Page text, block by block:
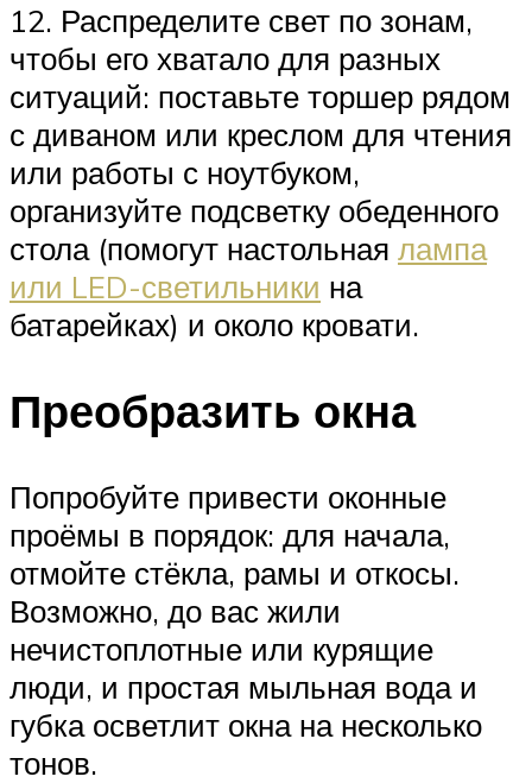
12. Распределите свет по зонам,
чтобы его хватало для разных
ситуаций: поставьте торшер рядом
с диваном или креслом для чтения
или работы с ноутбуком,
организуйте подсветку обеденного
стола (помогут настольная лампа
или LED-светильники на
батарейках) и около кровати.
Преобразить окна
Попробуйте привести оконные
проёмы в порядок: для начала,
отмойте стёкла, рамы и откосы.
Возможно, до вас жили
нечистоплотные или курящие
люди, и простая мыльная вода и
губка осветлит окна на несколько
тонов.